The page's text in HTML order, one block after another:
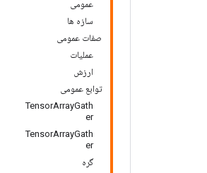
عمومی
سازه ها
صفات عمومی
عملیات
ارزش
توابع عمومی
TensorArrayGath
er
TensorArrayGath
er
گره